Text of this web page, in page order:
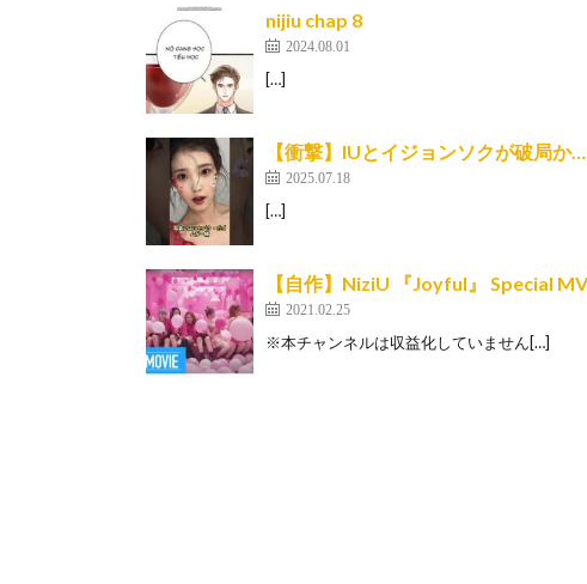
nijiu chap 8
2024.08.01
[…]
【衝撃】IUとイジョンソクが破局
2025.07.18
[…]
【自作】NiziU 『Joyful』 Special MV
2021.02.25
※本チャンネルは収益化していません[…]